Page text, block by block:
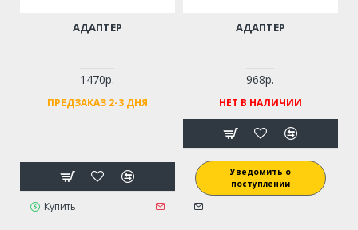
АДАПТЕР
1470р.
ПРЕДЗАКАЗ 2-3 ДНЯ
Купить
АДАПТЕР
968р.
НЕТ В НАЛИЧИИ
Уведомить о
поступлении